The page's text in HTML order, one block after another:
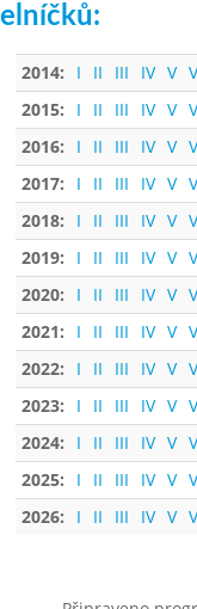
2014: I II III IV V
2015:
I II III IV V
2016:
I II III IV V
2017:
I II III IV V
2018:
I II III IV V
2019:
I II III IV V
2020:
I II III IV V
2021:
I II III IV V
2022:
I II III IV V
2023:
I II III IV V
2024:
I II III IV V
2025:
I II III IV V
2026:
I II III IV V